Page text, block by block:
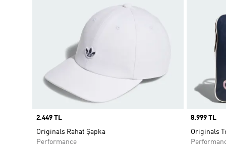
Price
2.449 TL
Originals Rahat Şapka
Performance
Price
8.999 TL
Originals